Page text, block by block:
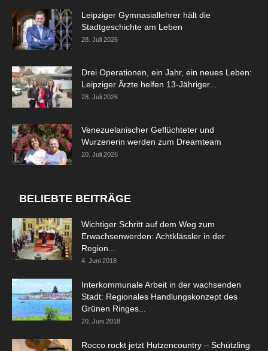
Leipziger Gymnasiallehrer hält die
Stadtgeschichte am Leben
28. Juli 2026
Drei Operationen, ein Jahr, ein neues Leben:
Leipziger Ärzte helfen 13-Jähriger...
28. Juli 2026
Venezuelanischer Geflüchteter und
Wurzenerin werden zum Dreamteam
20. Juli 2026
BELIEBTE BEITRÄGE
Wichtiger Schritt auf dem Weg zum
Erwachsenwerden: Achtklässler in der
Region...
4. Juni 2018
Interkommunale Arbeit in der wachsenden
Stadt: Regionales Handlungskonzept des
Grünen Ringes...
20. Juni 2018
Rocco rockt jetzt Hutzencountry – Schützling